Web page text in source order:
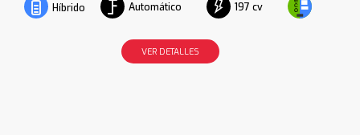
Híbrido Automático 197 cv
VER DETALLES